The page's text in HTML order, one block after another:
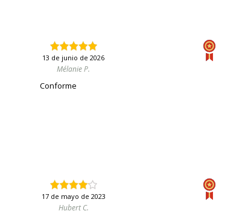
13 de junio de 2026
Mélanie P.
Conforme
17 de mayo de 2023
Hubert C.